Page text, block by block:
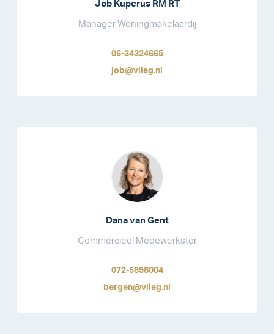
Job Kuperus RM RT
Manager Woningmakelaardij
06-34324665
job@vlieg.nl
Dana van Gent
Commercieel Medewerkster
072-5898004
bergen@vlieg.nl